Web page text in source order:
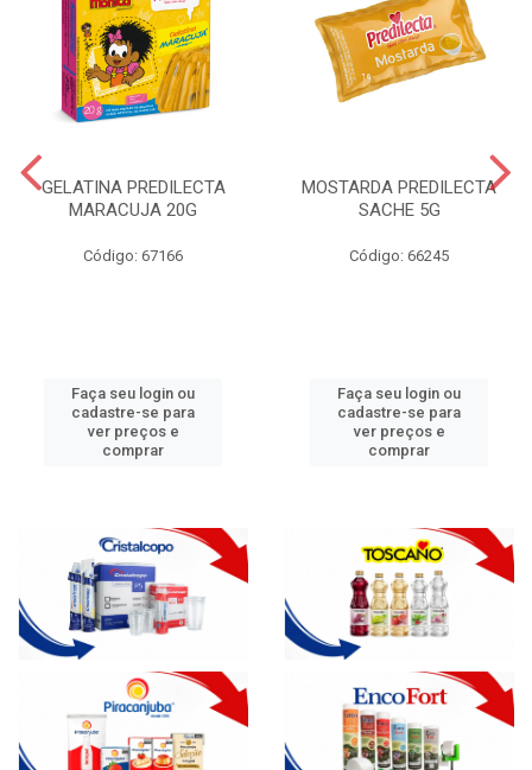
GELATINA PREDILECTA
MARACUJA 20G
Código: 67166
Faça seu login ou
cadastre-se para
ver preços e
comprar
MOSTARDA PREDILECTA
SACHE 5G
Código: 66245
Faça seu login ou
cadastre-se para
ver preços e
comprar